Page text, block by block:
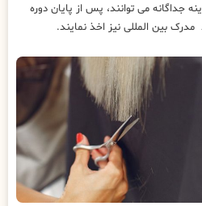
جداگانه می توانند، پس از پایان دوره
مدرک بین المللی نیز اخذ نمایند.